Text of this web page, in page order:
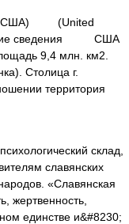
(United
сведения США
9,4 млн. км2.
Столица г.
территория
склад,
славянских
«Славянская
жертвенность,
единстве и&#8230;